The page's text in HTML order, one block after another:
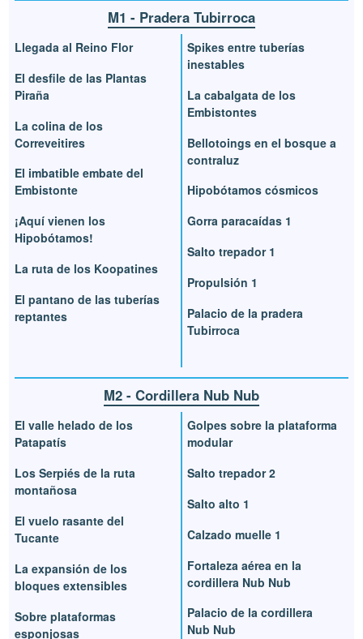
M1 - Pradera Tubirroca
Llegada al Reino Flor
El desfile de las Plantas
Piraña
La colina de los
Correveitires
El imbatible embate del
Embistonte
¡Aquí vienen los
Hipobótamos!
La ruta de los Koopatines
El pantano de las tuberías
reptantes
Spikes entre tuberías
inestables
La cabalgata de los
Embistontes
Bellotoings en el bosque a
contraluz
Hipobótamos cósmicos
Gorra paracaídas 1
Salto trepador 1
Propulsión 1
Palacio de la pradera
Tubirroca
M2 - Cordillera Nub Nub
El valle helado de los
Patapatís
Los Serpiés de la ruta
montañosa
El vuelo rasante del
Tucante
La expansión de los
bloques extensibles
Sobre plataformas
esponjosas
Golpes sobre la plataforma
modular
Salto trepador 2
Salto alto 1
Calzado muelle 1
Fortaleza aérea en la
cordillera Nub Nub
Palacio de la cordillera
Nub Nub